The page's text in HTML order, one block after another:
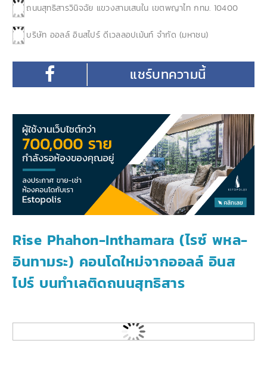
ถนนสุทธิสารวินิจฉัย แขวงสามเสนใน เขตพญาไท กทม. 10400
บริษัท ออลล์ อินสไปร์ ดีเวลลอปเม้นท์ จำกัด (มหาชน)
Rise Phahon-Inthamara (ไรซ์ พหล-
อินทามระ) คอนโดใหม่จากออลล์ อินส
ไปร์ บนทำเลติดถนนสุทธิสาร